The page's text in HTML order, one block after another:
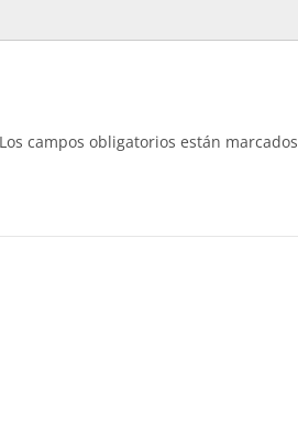
Los campos obligatorios están marcados